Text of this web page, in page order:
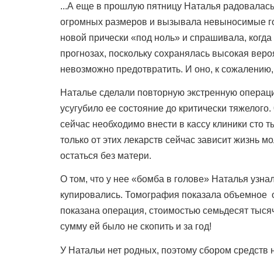
...А еще в прошлую пятницу Наталья
огромных размеров и вызывала невыносимые
новой прически «под ноль» и спрашивала,
прогнозах, поскольку сохранялась высокая
невозможно предотвратить. И оно, к
Наталье сделали повторную экстренную
усугубило ее состояние до критически
сейчас необходимо внести в кассу клиники сто
только от этих лекарств сейчас зависит жизнь
остаться без матери.
О том, что у нее «бомба в голове» Наталья
купировались. Томография показала
показана операция, стоимостью семьдесят
сумму ей было не скопить и за год!
У Натальи нет родных, поэтому сбором средств